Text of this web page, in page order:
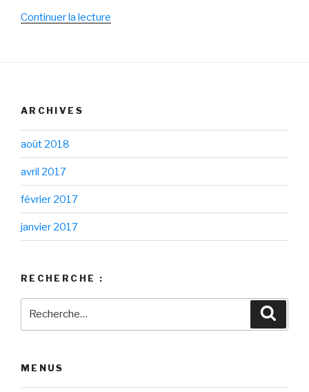
Continuer la lecture
ARCHIVES
août 2018
avril 2017
février 2017
janvier 2017
RECHERCHE :
MENUS